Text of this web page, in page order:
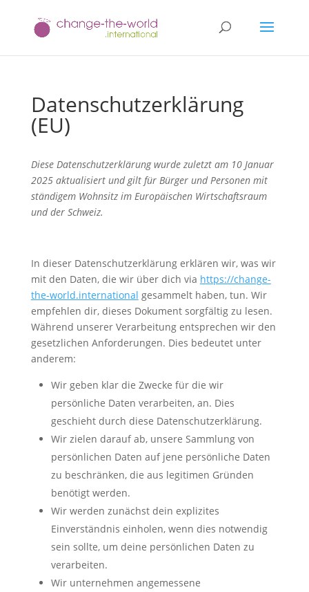
Datenschutzerklärung
(EU)
Diese Datenschutzerklärung wurde zuletzt am 10 Januar
2025 aktualisiert und gilt für Bürger und Personen mit
ständigem Wohnsitz im Europäischen Wirtschaftsraum
und der Schweiz.
In dieser Datenschutzerklärung erklären wir, was wir
mit den Daten, die wir über dich via https://change-
the-world.international gesammelt haben, tun. Wir
empfehlen dir, dieses Dokument sorgfältig zu lesen.
Während unserer Verarbeitung entsprechen wir den
gesetzlichen Anforderungen. Dies bedeutet unter
anderem:
Wir geben klar die Zwecke für die wir
persönliche Daten verarbeiten, an. Dies
geschieht durch diese Datenschutzerklärung.
Wir zielen darauf ab, unsere Sammlung von
persönlichen Daten auf jene persönliche Daten
zu beschränken, die aus legitimen Gründen
benötigt werden.
Wir werden zunächst dein explizites
Einverständnis einholen, wenn dies notwendig
sein sollte, um deine persönlichen Daten zu
verarbeiten.
Wir unternehmen angemessene